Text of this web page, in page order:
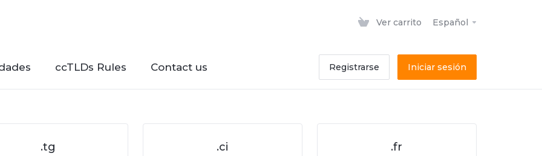
Ver carrito Español
ccTLDs Rules Contact us Registrarse Iniciar sesión
.tg .ci .fr